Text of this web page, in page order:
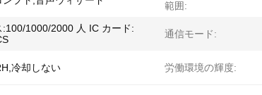
範囲:
:100/1000/2000 人 IC カード:
通信モード:
冷却しない 労働環境の輝度: